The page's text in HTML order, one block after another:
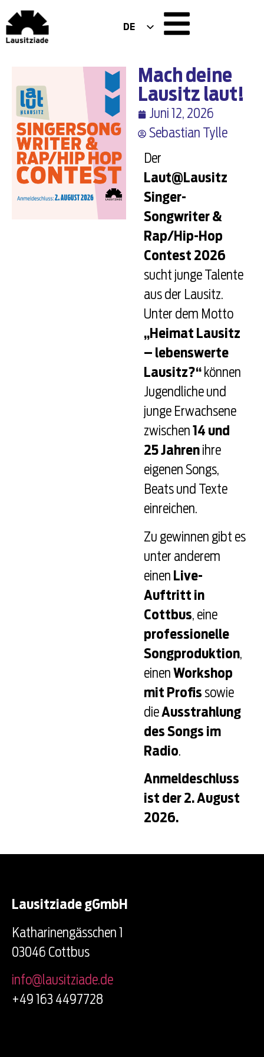
DE
PL
Mach deine
Lausitz laut!
Juni 12, 2026
Sebastian Tylle
Der
Laut@Lausitz
Singer-
Songwriter &
Rap/Hip-Hop
Contest 2026
sucht junge Talente
aus der Lausitz.
Unter dem Motto
„Heimat Lausitz
– lebenswerte
Lausitz?“ können
Jugendliche und
junge Erwachsene
zwischen 14 und
25 Jahren ihre
eigenen Songs,
Beats und Texte
einreichen.
Zu gewinnen gibt es
unter anderem
einen Live-
Auftritt in
Cottbus, eine
professionelle
Songproduktion,
einen Workshop
mit Profis sowie
dieAusstrahlung
des Songs im
Radio.
Anmeldeschluss
ist der 2. August
2026.
Lausitziade gGmbH
Katharinengässchen 1
03046 Cottbus
info@lausitziade.de
+49 163 4497728